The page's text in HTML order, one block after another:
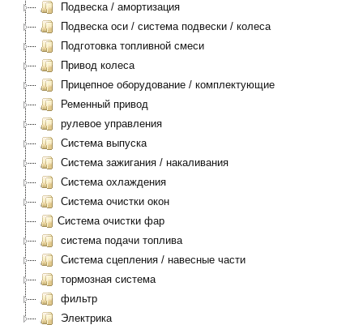
Подвеска / амортизация
Подвеска оси / система подвески / колеса
Подготовка топливной смеси
Привод колеса
Прицепное оборудование / комплектующие
Ременный привод
рулевое управления
Система выпуска
Система зажигания / накаливания
Система охлаждения
Система очистки окон
Система очистки фар
система подачи топлива
Система сцепления / навесные части
тормозная система
фильтр
Электрика